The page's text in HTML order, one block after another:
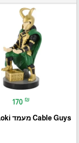
170 ₪
Cable Guys מעמד Marvel Loki